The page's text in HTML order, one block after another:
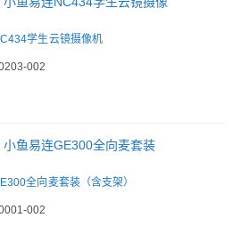
学生云镜摄像机
002
全向麦套装（含支架）
002